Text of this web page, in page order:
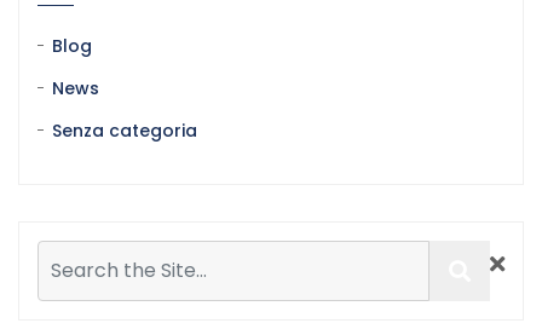
Blog
News
Senza categoria